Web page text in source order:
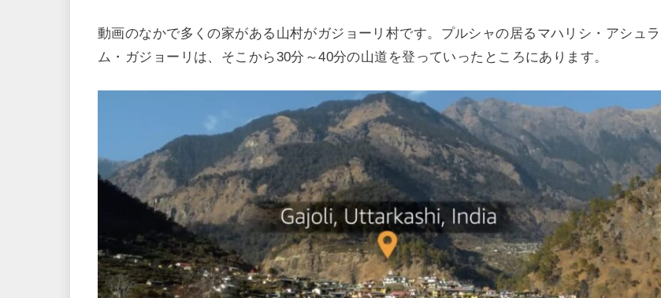
動画のなかで多くの家がある山村がガジョーリ村です。プルシャの居るマハリシ・アシュラ
ム・ガジョーリは、そこから30分～40分の山道を登っていったところにあります。